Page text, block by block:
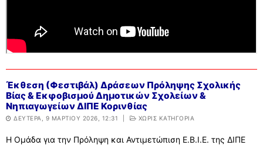
Έκθεση (Φεστιβάλ) Δράσεων Πρόληψης Σχολικής
Βίας & Εκφοβισμού Δημοτικών Σχολείων &
Νηπιαγωγείων ΔΙΠΕ Κορινθίας
ΔΕΥΤΈΡΑ, 9 ΜΑΡΤΊΟΥ 2026, 12:31 ΧΩΡΊΣ ΚΑΤΗΓΟΡΊΑ
Η Ομάδα για την Πρόληψη και Αντιμετώπιση Ε.Β.Ι.Ε. της ΔΙΠΕ